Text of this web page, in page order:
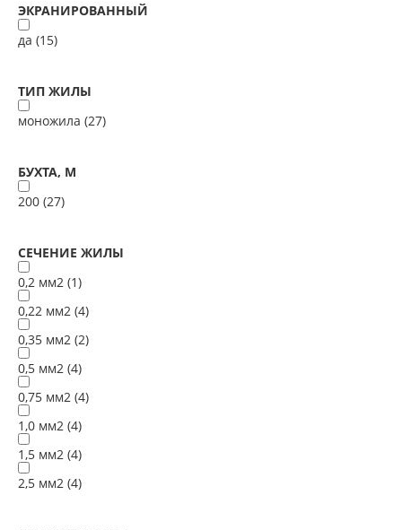
ЭКРАНИРОВАННЫЙ
да (15)
ТИП ЖИЛЫ
моножила (27)
БУХТА, М
200 (27)
СЕЧЕНИЕ ЖИЛЫ
0,2 мм2 (1)
0,22 мм2 (4)
0,35 мм2 (2)
0,5 мм2 (4)
0,75 мм2 (4)
1,0 мм2 (4)
1,5 мм2 (4)
2,5 мм2 (4)